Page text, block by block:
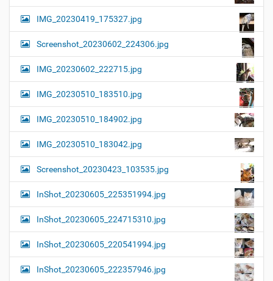
IMG_20230419_175327.jpg
Screenshot_20230602_224306.jpg
IMG_20230602_222715.jpg
IMG_20230510_183510.jpg
IMG_20230510_184902.jpg
IMG_20230510_183042.jpg
Screenshot_20230423_103535.jpg
InShot_20230605_225351994.jpg
InShot_20230605_224715310.jpg
InShot_20230605_220541994.jpg
InShot_20230605_222357946.jpg